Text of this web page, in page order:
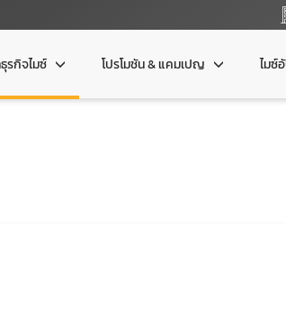
รกิจไมซ์ โปรโมชัน & แคมเปญ ไมซ์